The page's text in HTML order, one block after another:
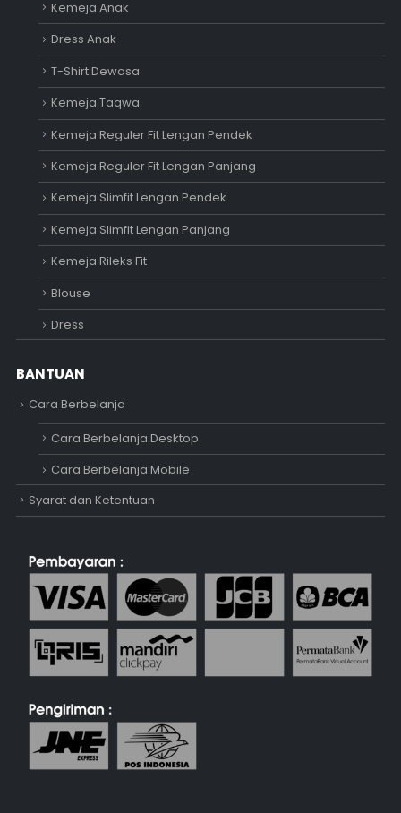
Kemeja Anak
Dress Anak
T-Shirt Dewasa
Kemeja Taqwa
Kemeja Reguler Fit Lengan Pendek
Kemeja Reguler Fit Lengan Panjang
Kemeja Slimfit Lengan Pendek
Kemeja Slimfit Lengan Panjang
Kemeja Rileks Fit
Blouse
Dress
BANTUAN
Cara Berbelanja
Cara Berbelanja Desktop
Cara Berbelanja Mobile
Syarat dan Ketentuan